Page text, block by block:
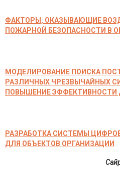
ФАКТОРЫ, ОКАЗЫВАЮЩИЕ
ПОЖАРНОЙ БЕЗОПАСНОСТИ В
МОДЕЛИРОВАНИЕ ПОИСКА
РАЗЛИЧНЫХ ЧРЕЗВЫЧАЙНЫХ
ПОВЫШЕНИЕ ЭФФЕКТИВНОСТИ
РАЗРАБОТКА СИСТЕМЫ
ДЛЯ ОБЪЕКТОВ ОРГАНИЗАЦИИ